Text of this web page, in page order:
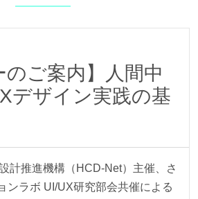
のご案内】人間中
デザイン実践の基
計推進機構（HCD-Net）主催、さ
ンラボ UI/UX研究部会共催による